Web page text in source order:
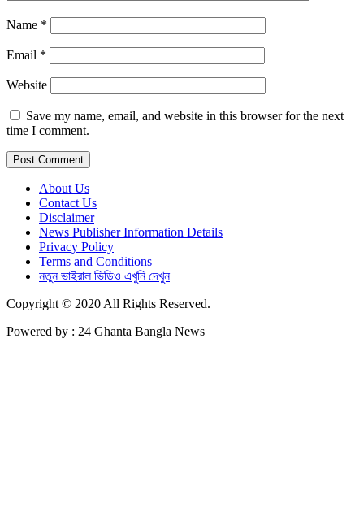
Name *
Email *
Website
Save my name, email, and website in this browser for the next
time I comment.
About Us
Contact Us
Disclaimer
News Publisher Information Details
Privacy Policy
Terms and Conditions
নতুন ভাইরাল ভিডিও এখুনি দেখুন
Copyright © 2020 All Rights Reserved.
Powered by : 24 Ghanta Bangla News